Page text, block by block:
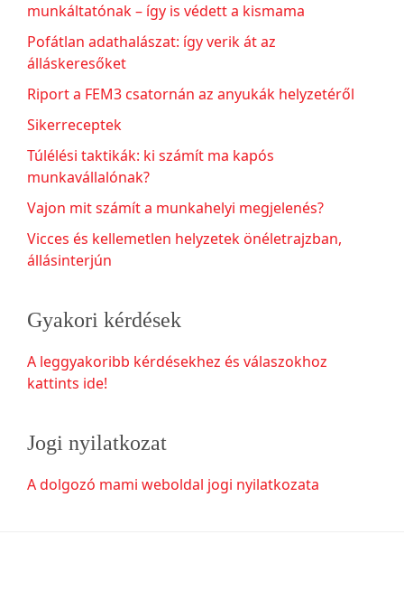
munkáltatónak – így is védett a kismama
Pofátlan adathalászat: így verik át az
álláskeresőket
Riport a FEM3 csatornán az anyukák helyzetéről
Sikerreceptek
Túlélési taktikák: ki számít ma kapós
munkavállalónak?
Vajon mit számít a munkahelyi megjelenés?
Vicces és kellemetlen helyzetek önéletrajzban,
állásinterjún
Gyakori kérdések
A leggyakoribb kérdésekhez és válaszokhoz
kattints ide!
Jogi nyilatkozat
A dolgozó mami weboldal jogi nyilatkozata